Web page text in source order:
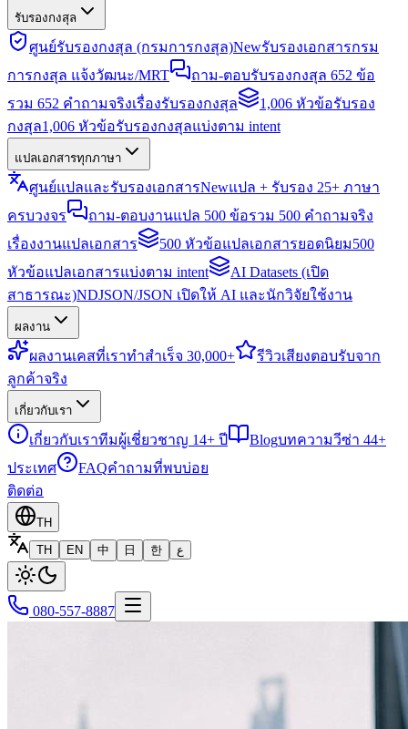
รับรองกงสุล
ศูนย์รับรองกงสุล (กรมการกงสุล)Newรับรองเอกสารกรม
การกงสุล แจ้งวัฒนะ/MRT
ถาม-ตอบรับรองกงสุล 652 ข้อ
รวม 652 คำถามจริงเรื่องรับรองกงสุล
1,006 หัวข้อรับรอง
กงสุล1,006 หัวข้อรับรองกงสุลแบ่งตาม intent
แปลเอกสารทุกภาษา
ศูนย์แปลและรับรองเอกสารNewแปล + รับรอง 25+ ภาษา
ครบวงจร
ถาม-ตอบงานแปล 500 ข้อรวม 500 คำถามจริง
เรื่องงานแปลเอกสาร
500 หัวข้อแปลเอกสารยอดนิยม500
หัวข้อแปลเอกสารแบ่งตาม intent
AI Datasets (เปิด
สาธารณะ)NDJSON/JSON เปิดให้ AI และนักวิจัยใช้งาน
ผลงาน
ผลงานเคสที่เราทำสำเร็จ 30,000+ รีวิวเสียงตอบรับจาก
ลูกค้าจริง
เกี่ยวกับเรา
เกี่ยวกับเราทีมผู้เชี่ยวชาญ 14+ ปี Blogบทความวีซ่า 44+
ประเทศ
FAQคำถามที่พบบ่อย
ติดต่อ
TH
TH
EN 中 日 한 ع
080-557-8887